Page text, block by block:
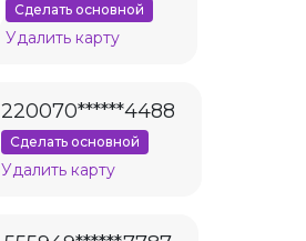
Сделать основной
Удалить карту
220070******4488
Сделать основной
Удалить карту